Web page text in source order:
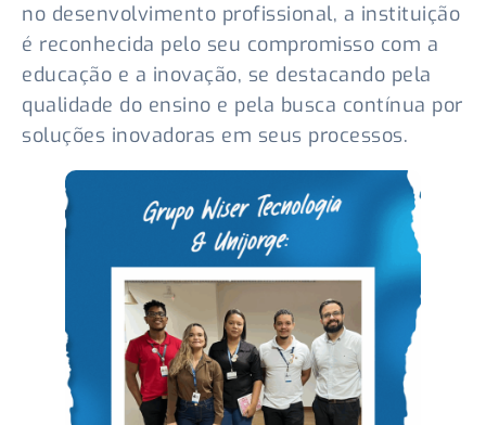
no desenvolvimento profissional, a instituição
é reconhecida pelo seu compromisso com a
educação e a inovação, se destacando pela
qualidade do ensino e pela busca contínua por
soluções inovadoras em seus processos.